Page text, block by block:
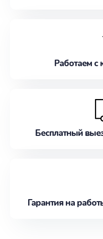
Работаем с
Бесплатный
Гарантия на